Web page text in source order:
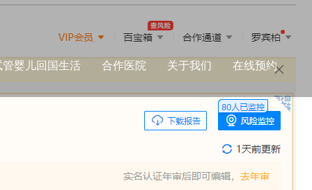
管婴儿回国生活 合作医院 关于我们 在线预约